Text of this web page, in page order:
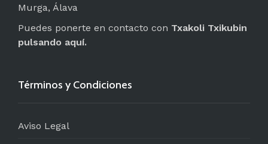
Murga, Álava
Puedes ponerte en contacto con Txakoli Txikubin
pulsando aquí.
Términos y Condiciones
Aviso Legal